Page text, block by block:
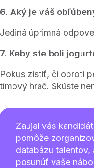
6. Aký je váš
Jediná úprimná
7. Keby ste boli
Pokus zistiť, či oproti
tímový hráč. Skúste
Zaujal vás
pomôže
databázu talentov,
posunúť vaše